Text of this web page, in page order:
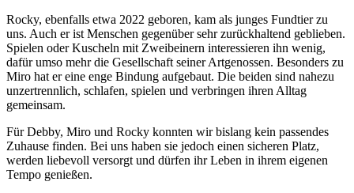
Rocky, ebenfalls etwa 2022 geboren, kam als junges Fundtier zu
uns. Auch er ist Menschen gegenüber sehr zurückhaltend geblieben.
Spielen oder Kuscheln mit Zweibeinern interessieren ihn wenig,
dafür umso mehr die Gesellschaft seiner Artgenossen. Besonders zu
Miro hat er eine enge Bindung aufgebaut. Die beiden sind nahezu
unzertrennlich, schlafen, spielen und verbringen ihren Alltag
gemeinsam.
Für Debby, Miro und Rocky konnten wir bislang kein passendes
Zuhause finden. Bei uns haben sie jedoch einen sicheren Platz,
werden liebevoll versorgt und dürfen ihr Leben in ihrem eigenen
Tempo genießen.